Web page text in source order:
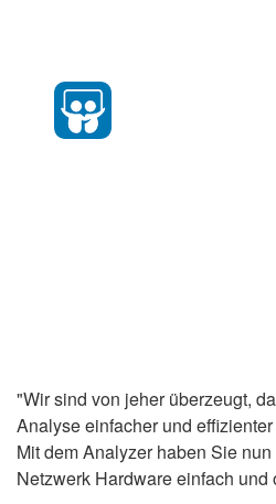
"Wir sind von jeher überzeugt,
Analyse einfacher und
Mit dem Analyzer haben Sie
Netzwerk Hardware einfach